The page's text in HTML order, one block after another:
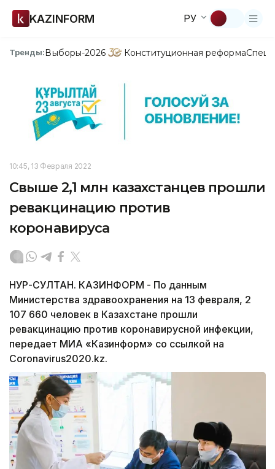
KAZINFORM РУ
Тренды:Выборы-2026 Конституционная реформа
10:45, 13 Февраля 2022
Свыше 2,1 млн казахстанцев прошли
ревакцинацию против
коронавируса
НУР-СУЛТАН. КАЗИНФОРМ - По данным
Министерства здравоохранения на 13 февраля, 2
107 660 человек в Казахстане прошли
ревакцинацию против коронавирусной инфекции,
передает МИА «Казинформ» со ссылкой на
Coronavirus2020.kz.